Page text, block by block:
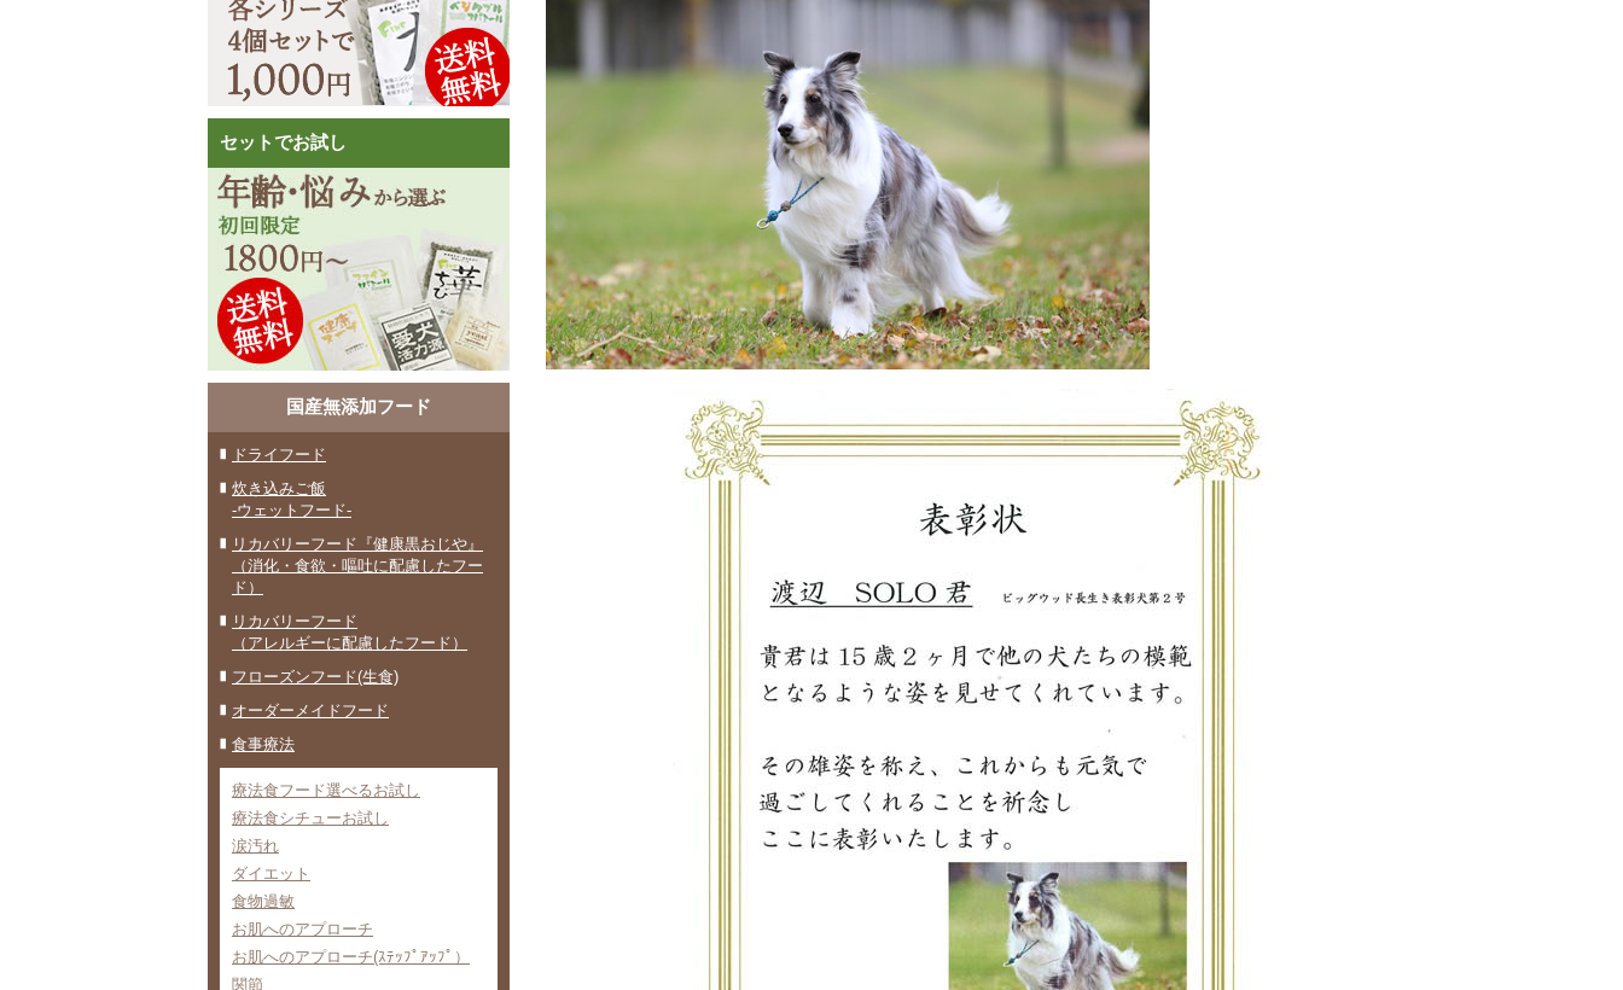
セットでお試し
国産無添加フード
ドライフード
炊き込みご飯
-ウェットフード-
リカバリーフード『健康黒おじや』
（消化・食欲・嘔吐に配慮したフー
ド）
リカバリーフード
（アレルギーに配慮したフード）
フローズンフード(生食)
オーダーメイドフード
食事療法
療法食フード選べるお試し
療法食シチューお試し
涙汚れ
ダイエット
食物過敏
お肌へのアプローチ
お肌へのアプローチ(ｽﾃｯﾌﾟｱｯﾌﾟ）
関節